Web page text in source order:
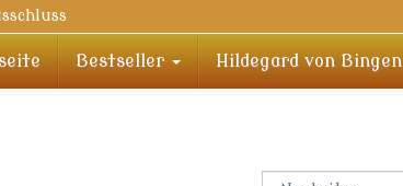
Bestseller Hildegard von Bingen